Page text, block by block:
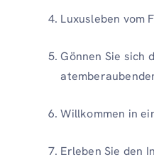
Luxusleben vom
Gönnen Sie sich
Willkommen in
Erleben Sie den